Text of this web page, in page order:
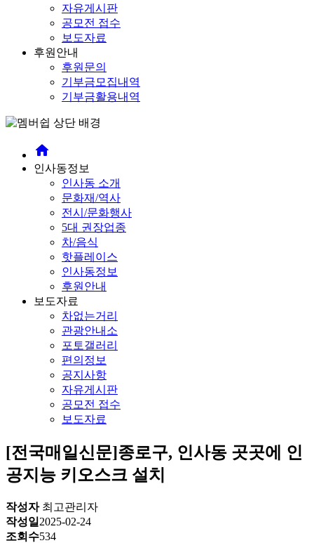
자유게시판
공모전 접수
보도자료
후원안내
후원문의
기부금모집내역
기부금활용내역
home
인사동정보
인사동 소개
문화재/역사
전시/문화행사
5대 권장업종
차/음식
핫플레이스
인사동정보
후원안내
보도자료
차없는거리
관광안내소
포토갤러리
편의정보
공지사항
자유게시판
공모전 접수
보도자료
[전국매일신문]종로구, 인사동 곳곳에 인
공지능 키오스크 설치
작성자 최고관리자
작성일 2025-02-24
조회수534